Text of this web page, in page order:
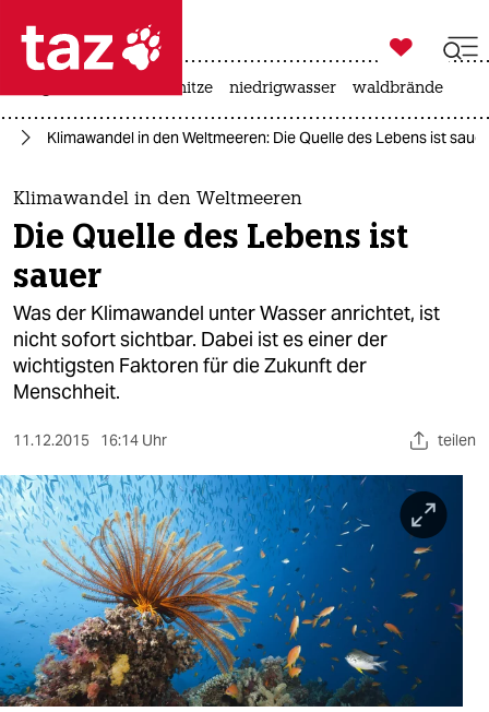
 taz zahl ich
taz zahl ich
themen
politik
öko
gesellschaft
kultur
sport
berlin
nord
wahrheit
verlag
verlag

taz zahl ich
hitze niedrigwasser waldbrände
Klimawandel in den Weltmeeren: Die Quelle des Lebens ist sauer
Klimawandel in den Weltmeeren
Die Quelle des Lebens ist
sauer
Was der Klimawandel unter Wasser anrichtet, ist
nicht sofort sichtbar. Dabei ist es einer der
wichtigsten Faktoren für die Zukunft der
Menschheit.
11.12.2015 16:14 Uhr teilen